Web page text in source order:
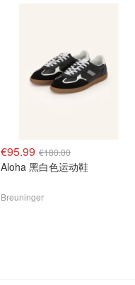
€95.99 €180.00
Aloha 黑白色运动鞋
Breuninger